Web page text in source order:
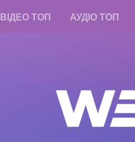
ВІДЕО ТОП АУДІО ТОП